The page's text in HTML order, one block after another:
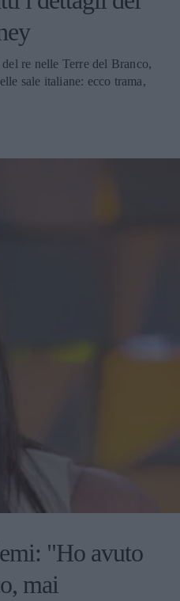
re nelle Terre del Branco,
sale italiane: ecco trama,
"Ho avuto
mai